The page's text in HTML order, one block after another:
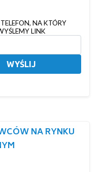
NA KTÓRY
LINK
WYŚLIJ
NA RYNKU